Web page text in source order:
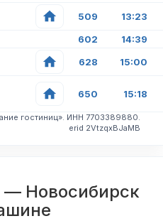
509 13:23
602 14:39
628 15:00
650 15:18
гостиниц». ИНН 7703389880.
erid 2VtzqxBJaMB
Новосибирск